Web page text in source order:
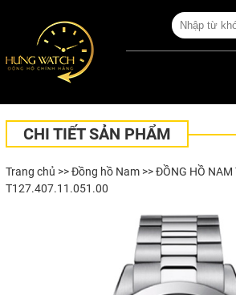
CHI TIẾT SẢN PHẨM
Trang chủ >>Đồng hồ Nam>> ĐỒNG HỒ NAM
T127.407.11.051.00